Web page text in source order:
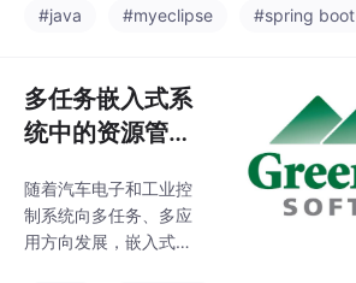
va语言工具、调试功
新。
#java #myeclipse #spring boot
多任务嵌入式系
统中的资源管理
何保障关键任务
稳定运行？
随着汽车电子和工业控
制系统向多任务、多应
用方向发展，嵌入式系